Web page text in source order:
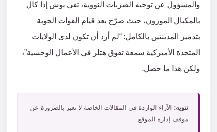
والمسؤول عن توجيه الضربات النووية، تفي بوش إذا كال
بالمكيال الموزون، حيث صرّح بعد قيام القوات الجوية
بتدمير المدينتين بالكامل: “لم أرد أن تكون لدى الولايات
المتحدة الأميركية سمعة تفوق هتلر في الأعمال الوحشية”،
ولكن هذا ما حصل.
تنويه: الآراء الواردة في المقالات الخاصة لا تعبر بالضرورة عن
موقف إدارة الموقع.